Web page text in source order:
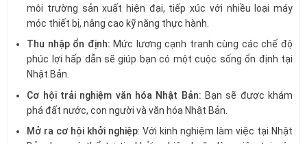
môi trường sản xuất hiện đại, tiếp xúc với nhiều loại máy
móc thiết bị, nâng cao kỹ năng thực hành.
Thu nhập ổn định: Mức lương cạnh tranh cùng các chế độ
phúc lợi hấp dẫn sẽ giúp bạn có một cuộc sống ổn định tại
Nhật Bản.
Cơ hội trải nghiệm văn hóa Nhật Bản: Bạn sẽ được khám
phá đất nước, con người và văn hóa Nhật Bản.
Mở ra cơ hội khởi nghiệp: Với kinh nghiệm làm việc tại Nhật